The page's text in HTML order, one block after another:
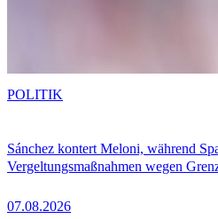
Sánchez kontert Meloni, während
Vergeltungsmaßnahmen wegen
07.08.2026
POLITIK